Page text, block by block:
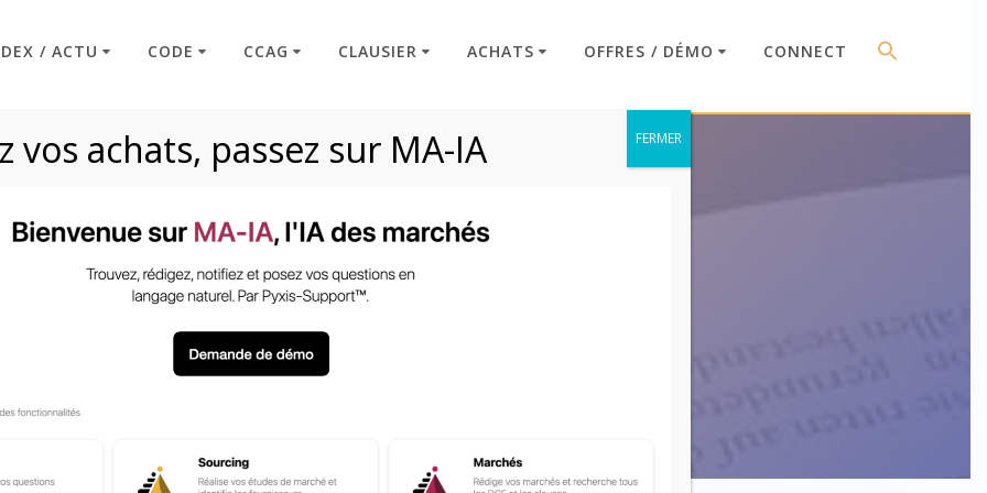
/ ACTU CODE CCAG CLAUSIER ACHATS OFFRES / DÉMO CONNECT
L2141-6 et L2141-6-1
Code : Commande Publique
vos achats, passez sur MA-IA FERMER